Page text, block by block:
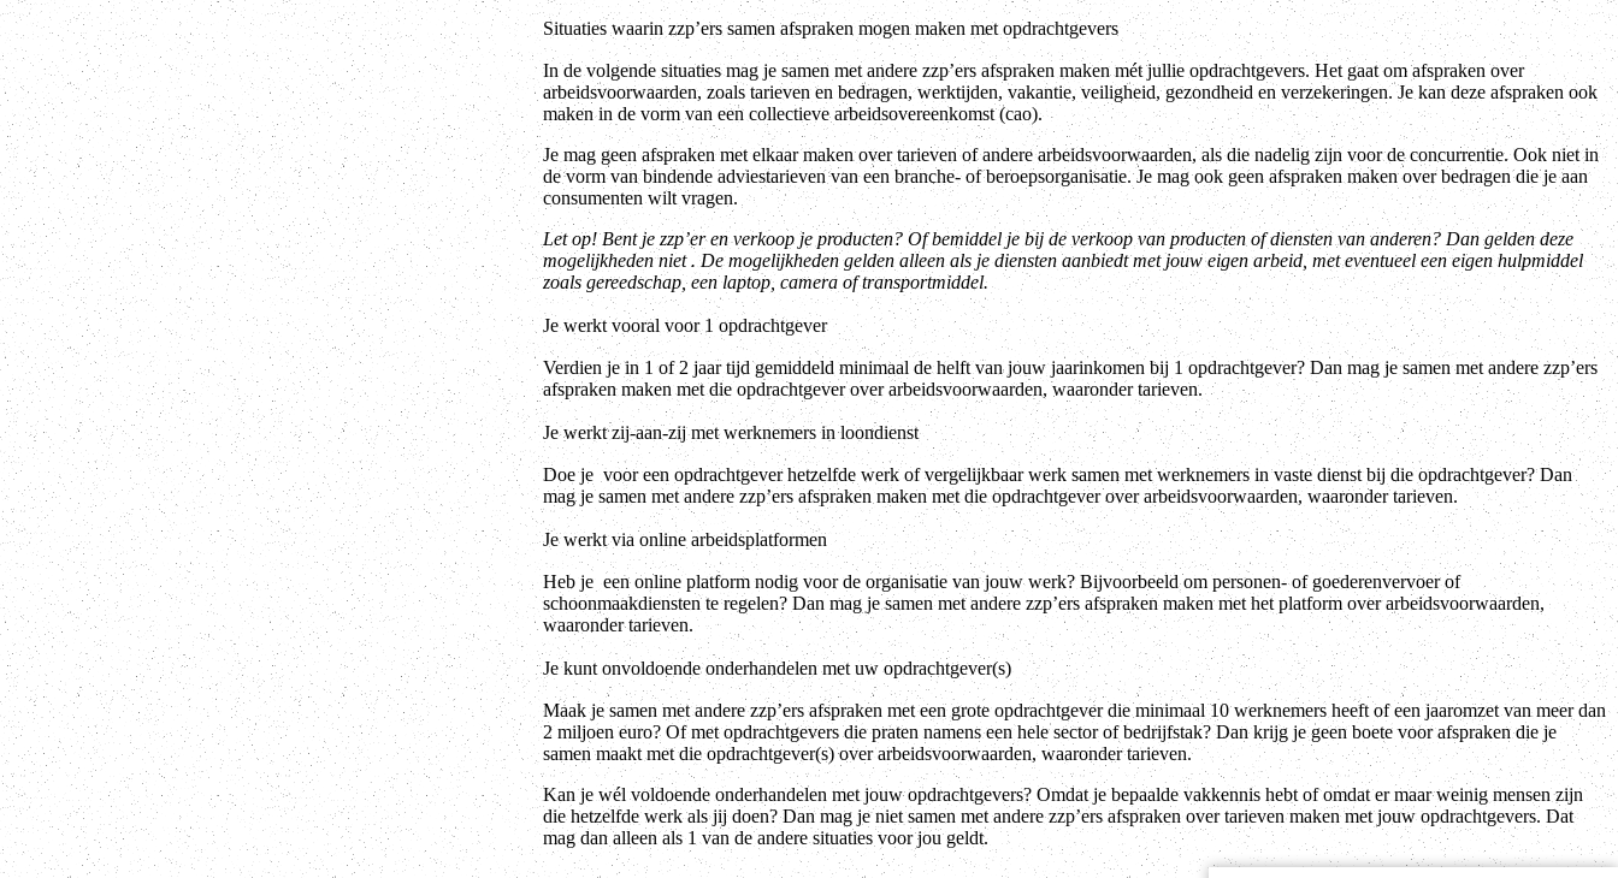
Situaties waarin zzp’ers samen afspraken mogen maken met opdrachtgevers
In de volgende situaties mag je samen met andere zzp’ers afspraken maken mét jullie opdrachtgevers. Het gaat om afspraken over
arbeidsvoorwaarden, zoals tarieven en bedragen, werktijden, vakantie, veiligheid, gezondheid en verzekeringen. Je kan deze afspraken ook
maken in de vorm van een collectieve arbeidsovereenkomst (cao).
Je mag geen afspraken met elkaar maken over tarieven of andere arbeidsvoorwaarden, als die nadelig zijn voor de concurrentie. Ook niet in
de vorm van bindende adviestarieven van een branche- of beroepsorganisatie. Je mag ook geen afspraken maken over bedragen die je aan
consumenten wilt vragen.
Let op! Bent je zzp’er en verkoop je producten? Of bemiddel je bij de verkoop van producten of diensten van anderen? Dan gelden deze
mogelijkheden niet . De mogelijkheden gelden alleen als je diensten aanbiedt met jouw eigen arbeid, met eventueel een eigen hulpmiddel
zoals gereedschap, een laptop, camera of transportmiddel.
Je werkt vooral voor 1 opdrachtgever
Verdien je in 1 of 2 jaar tijd gemiddeld minimaal de helft van jouw jaarinkomen bij 1 opdrachtgever? Dan mag je samen met andere zzp’ers
afspraken maken met die opdrachtgever over arbeidsvoorwaarden, waaronder tarieven.
Je werkt zij-aan-zij met werknemers in loondienst
Doe je voor een opdrachtgever hetzelfde werk of vergelijkbaar werk samen met werknemers in vaste dienst bij die opdrachtgever? Dan
mag je samen met andere zzp’ers afspraken maken met die opdrachtgever over arbeidsvoorwaarden, waaronder tarieven.
Je werkt via online arbeidsplatformen
Heb je een online platform nodig voor de organisatie van jouw werk? Bijvoorbeeld om personen- of goederenvervoer of
schoonmaakdiensten te regelen? Dan mag je samen met andere zzp’ers afspraken maken met het platform over arbeidsvoorwaarden,
waaronder tarieven.
Je kunt onvoldoende onderhandelen met uw opdrachtgever(s)
Maak je samen met andere zzp’ers afspraken met een grote opdrachtgever die minimaal 10 werknemers heeft of een jaaromzet van meer dan
2 miljoen euro? Of met opdrachtgevers die praten namens een hele sector of bedrijfstak? Dan krijg je geen boete voor afspraken die je
samen maakt met die opdrachtgever(s) over arbeidsvoorwaarden, waaronder tarieven.
Kan je wél voldoende onderhandelen met jouw opdrachtgevers? Omdat je bepaalde vakkennis hebt of omdat er maar weinig mensen zijn
die hetzelfde werk als jij doen? Dan mag je niet samen met andere zzp’ers afspraken over tarieven maken met jouw opdrachtgevers. Dat
mag dan alleen als 1 van de andere situaties voor jou geldt.